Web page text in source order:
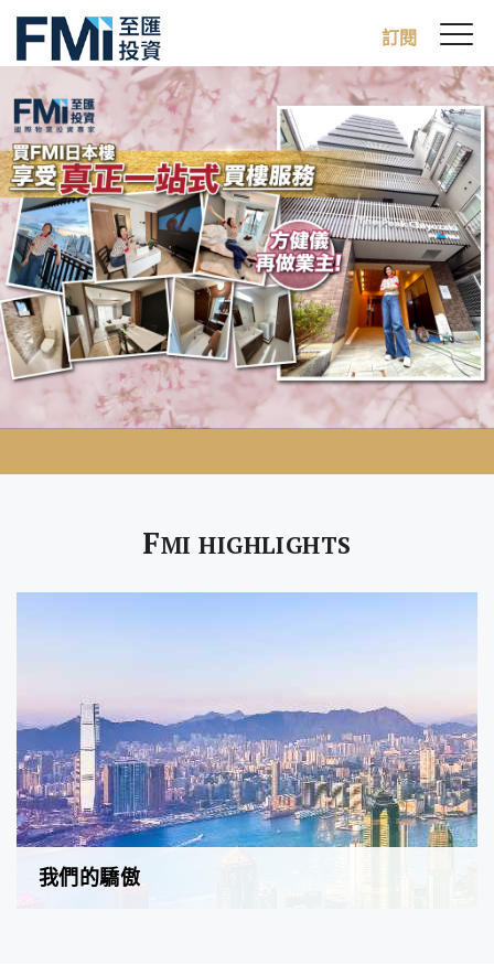
main
content
訂閱
FMI HIGHLIGHTS
我們的驕傲